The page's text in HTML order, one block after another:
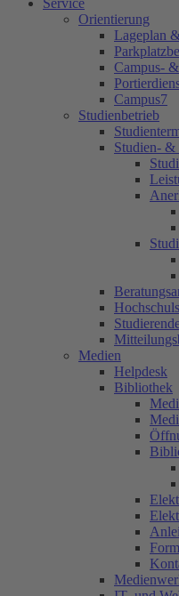
Orientierung
Lageplan
Campus-
Campus7
Studienbetrieb
Studien- &
Medien
Helpdesk
Bibliothek